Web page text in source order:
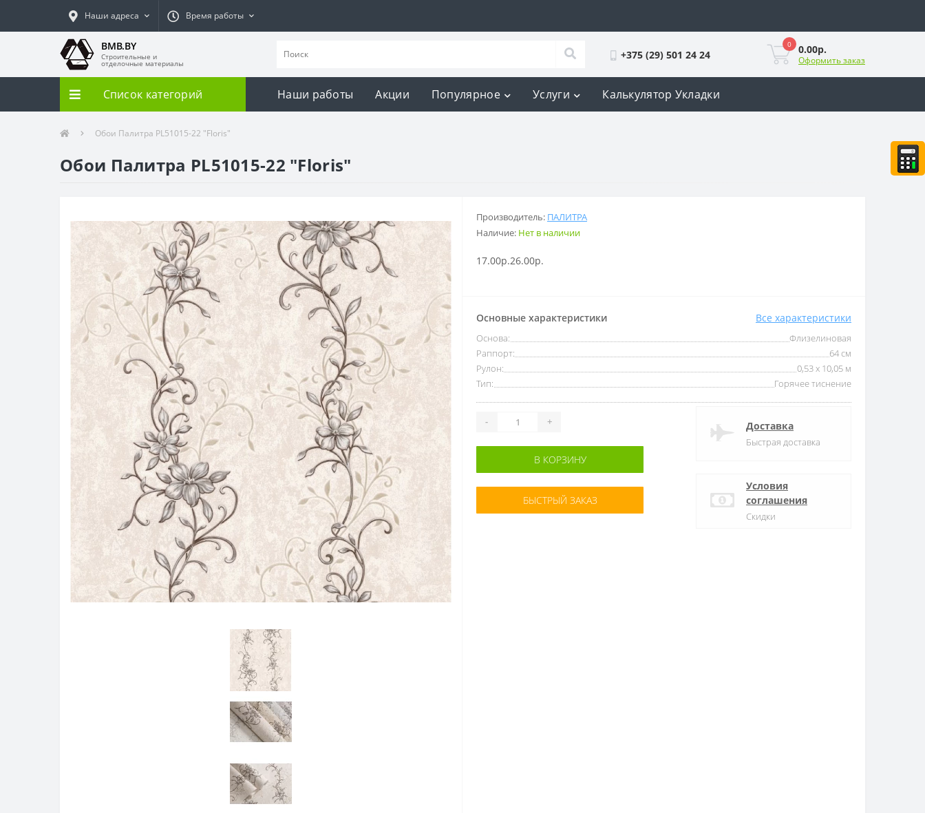
Наши адреса Время работы
BMB.BY
Строительные и
отделочные материалы
+375 (29) 501 24 24
0 0.00р.
Оформить заказ
Список категорий Наши работы Акции Популярное Услуги Калькулятор Укладки
Обои Палитра PL51015-22 "Floris"
Обои Палитра PL51015-22 "Floris"
Производитель: ПАЛИТРА
Наличие: Нет в наличии
17.00р.26.00р.
Основные характеристики Все характеристики
Основа:
Флизелиновая
Раппорт:
64 см
Рулон:
0,53 x 10,05 м
Тип:
Горячее тиснение
- +
В КОРЗИНУ
БЫСТРЫЙ ЗАКАЗ
Доставка
Быстрая доставка
Условия
соглашения
Скидки